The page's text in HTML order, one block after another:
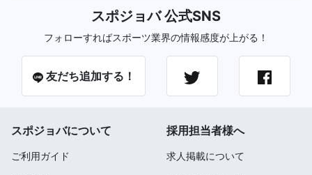
スポジョバ 公式SNS
フォローすればスポーツ業界の情報感度が上がる！
友だち追加する！
スポジョバについて
ご利用ガイド
採用担当者様へ
求人掲載について